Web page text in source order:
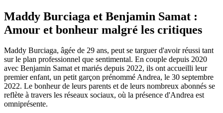
Maddy Burciaga et Benjamin Samat :
Amour et bonheur malgré les critiques
Maddy Burciaga, âgée de 29 ans, peut se targuer d'avoir réussi tant
sur le plan professionnel que sentimental. En couple depuis 2020
avec Benjamin Samat et mariés depuis 2022, ils ont accueilli leur
premier enfant, un petit garçon prénommé Andrea, le 30 septembre
2022. Le bonheur de leurs parents et de leurs nombreux abonnés se
reflète à travers les réseaux sociaux, où la présence d'Andrea est
omniprésente.